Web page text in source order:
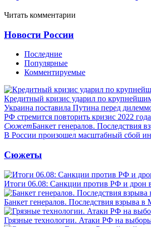
Читать комментарии
Новости России
Последние
Популярные
Комментируемые
Кредитный кризис ударил по
Украина поставила Путина перед
РФ стремится повторить кризис 2022
СюжетБанкет генералов. Последствия
В России произошел масштабный сбой
Сюжеты
Итоги 06.08: Санкции против РФ и дрон
Банкет генералов. Последствия взрыва в
Грязные технологии. Атаки РФ на